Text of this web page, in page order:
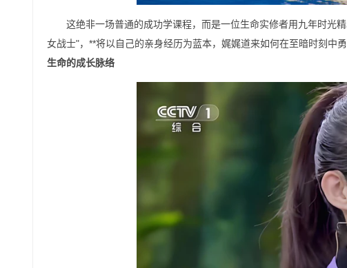
这绝非一场普通的成功学课程，而是一位生命实修者用九年时光
女战士"，**将以自己的亲身经历为蓝本，娓娓道来如何在至暗时刻中
生命的成长脉络